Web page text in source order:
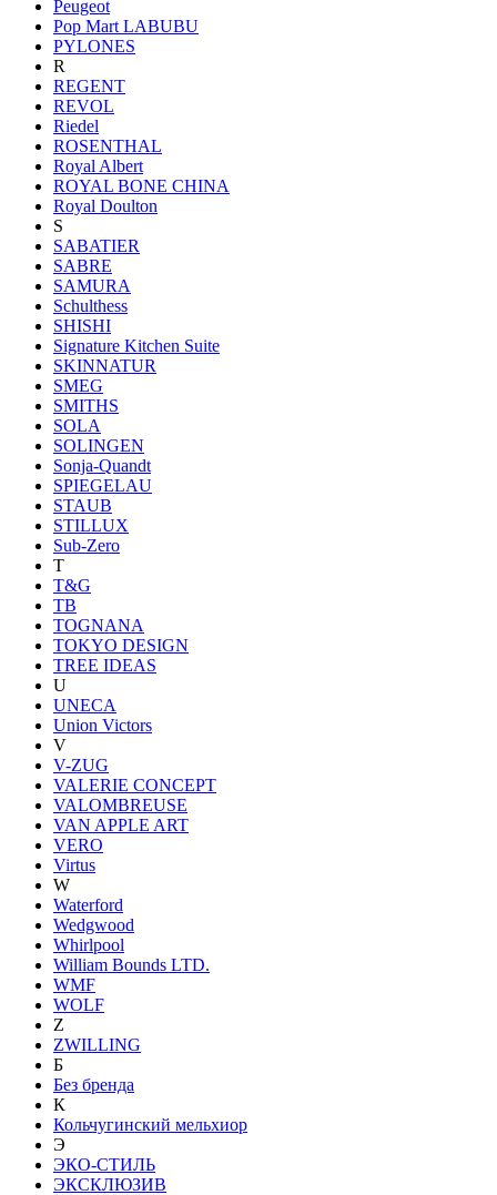
Peugeot
Pop Mart LABUBU
PYLONES
R
REGENT
REVOL
Riedel
ROSENTHAL
Royal Albert
ROYAL BONE CHINA
Royal Doulton
S
SABATIER
SABRE
SAMURA
Schulthess
SHISHI
Signature Kitchen Suite
SKINNATUR
SMEG
SMITHS
SOLA
SOLINGEN
Sonja-Quandt
SPIEGELAU
STAUB
STILLUX
Sub-Zero
T
T&G
TB
TOGNANA
TOKYO DESIGN
TREE IDEAS
U
UNECA
Union Victors
V
V-ZUG
VALERIE CONCEPT
VALOMBREUSE
VAN APPLE ART
VERO
Virtus
W
Waterford
Wedgwood
Whirlpool
William Bounds LTD.
WMF
WOLF
Z
ZWILLING
Б
Без бренда
К
Кольчугинский мельхиор
Э
ЭКО-СТИЛЬ
ЭКСКЛЮЗИВ